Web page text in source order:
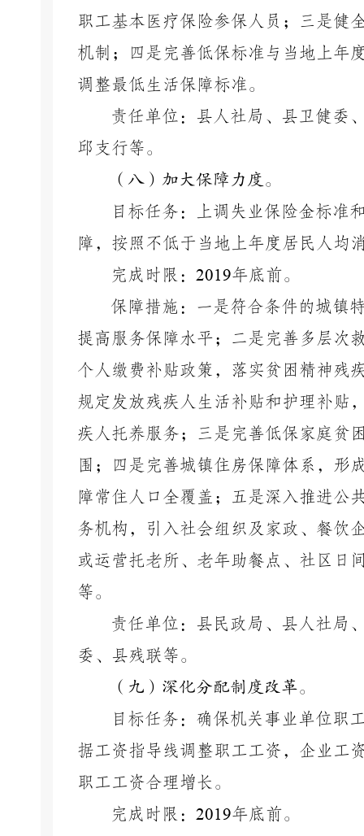
职工基本医疗保险参保人员；三是健
机制；四是完善低保标准与当地上年
调整最低生活保障标准。
责任单位：县人社局、县卫健委
邱支行等。
（八）加大保障力度。
目标任务：上调失业保险金标准
障，按照不低于当地上年度居民人均
完成时限： 2019年底前。
保障措施：一是符合条件的城镇
提高服务保障水平；二是完善多层次
个人缴费补贴政策，落实贫困精神残
规定发放残疾人生活补贴和护理补贴
疾人托养服务；三是完善低保家庭贫
围；四是完善城镇住房保障体系，形
障常住人口全覆盖；五是深入推进公
务机构，引入社会组织及家政、餐饮
或运营托老所、老年助餐点、社区日
等。
责任单位：县民政局、县人社局
委、县残联等。
（九）深化分配制度改革。
目标任务：确保机关事业单位职
据工资指导线调整职工工资，企业工
职工工资合理增长。
完成时限： 2019年底前。